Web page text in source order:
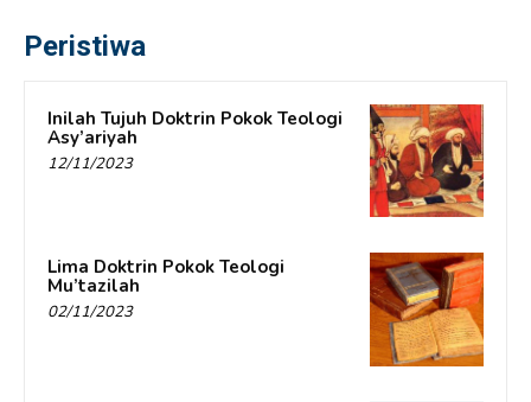
Peristiwa
Inilah Tujuh Doktrin Pokok Teologi
Asy’ariyah
12/11/2023
Lima Doktrin Pokok Teologi
Mu’tazilah
02/11/2023